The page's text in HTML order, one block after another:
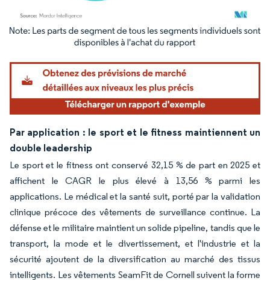
Image © Mordor Intelligence. La réutilisation nécessite une attribution sous CC BY
Par application : le sport et le fitness maintiennent un
double leadership
Le sport et le fitness ont conservé 32,15 % de part en 2025 et
affichent le CAGR le plus élevé à 13,56 % parmi les
applications. Le médical et la santé suit, porté par la validation
clinique précoce des vêtements de surveillance continue. La
défense et le militaire maintient un solide pipeline, tandis que le
transport, la mode et le divertissement, et l'industrie et la
sécurité ajoutent de la diversification au marché des tissus
intelligents. Les vêtements SeamFit de Cornell suivent la forme